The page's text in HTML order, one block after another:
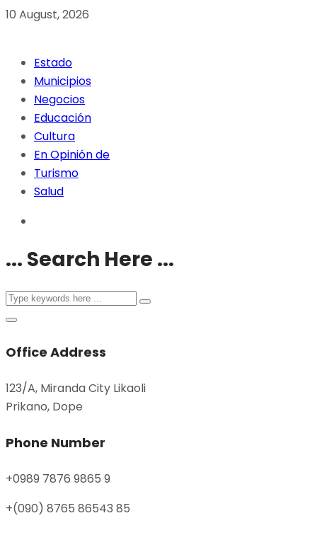
10 August, 2026
Estado
Municipios
Negocios
Educación
Cultura
En Opinión de
Turismo
Salud
... Search Here ...
Office Address
123/A, Miranda City Likaoli
Prikano, Dope
Phone Number
+0989 7876 9865 9
+(090) 8765 86543 85